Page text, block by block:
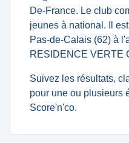
De-France. Le club
jeunes à national. Il
Pas-de-Calais (62) à
RESIDENCE VERTE
Suivez les résultats,
pour une ou plusieurs
Score'n'co.